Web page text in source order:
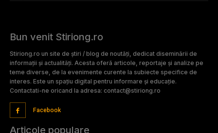
Bun venit Stiriong.ro
Stiriong.ro un site de știri / blog de noutăți, dedicat diseminării de
informații și actualități. Acesta oferă articole, reportaje și analize pe
teme diverse, de la evenimente curente la subiecte specifice de
interes. Este un spațiu digital pentru informare și educație.
Contactati-ne oricand la adresa: contact@stiriong.ro
Facebook
Articole populare